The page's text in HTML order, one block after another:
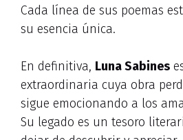
Cada línea de sus poemas
su esencia única.
En definitiva, Luna Sabines
extraordinaria cuya obra
sigue emocionando a los
Su legado es un tesoro